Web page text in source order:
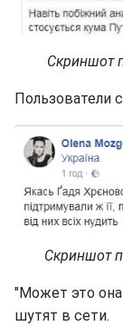
Скриншот
Пользователи
Скриншот
"Может это она
шутят в сети.